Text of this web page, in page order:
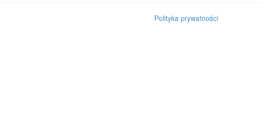
Polityka prywatności